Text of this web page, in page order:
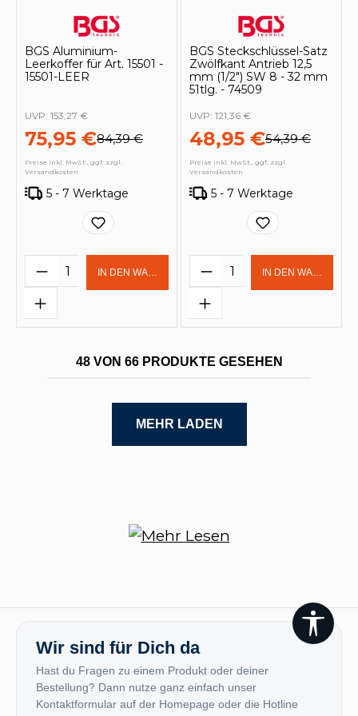
BGS Aluminium-
Leerkoffer für Art. 15501 -
15501-LEER
75,95 €84,39 €
UVP: 153,27 €
Preise inkl. MwSt., ggf. zzgl.
Versandkosten
5 - 7 Werktage
Produkt Anzahl: Gib den
IN DEN WARENKORB
BGS Steckschlüssel-Satz
Zwölfkant Antrieb 12,5
mm (1/2") SW 8 - 32 mm
51tlg. - 74509
48,95 €54,39 €
UVP: 121,36 €
Preise inkl. MwSt., ggf. zzgl.
Versandkosten
5 - 7 Werktage
Produkt Anzahl:
IN DEN
48 VON 66 PRODUKTE GESEHEN
MEHR LADEN
Wir sind für Dich da
Hast du Fragen zu einem Produkt oder deiner
Bestellung? Dann nutze ganz einfach unser
Kontaktformular auf der Homepage oder die Hotline